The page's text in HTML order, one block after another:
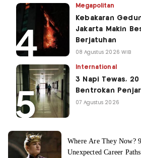
Megapolitan
Kebakaran
Jakarta Makin
Berjatuhan
08 Agustus 2026 WIB
International
3 Napi Tewas,
Bentrokan
07 Agustus 2026